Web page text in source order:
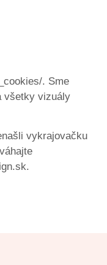
. Sme
všetky vizuály
vykrajovačku